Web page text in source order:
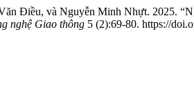
Điều, và Nguyễn Minh Nhựt. 2025.
nghệ Giao thông 5 (2):69-80. https://